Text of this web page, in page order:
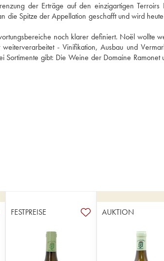
der Erträge auf den einzigartigen Terroirs
die Spitze der Appellation geschafft und wird
noch klarer definiert. Noël wollte
- Vinifikation, Ausbau und
gibt: Die Weine der Domaine Ramonet
FESTPREISE AUKTION